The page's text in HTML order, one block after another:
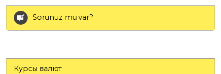
Sorunuz mu var?
Курсы валют